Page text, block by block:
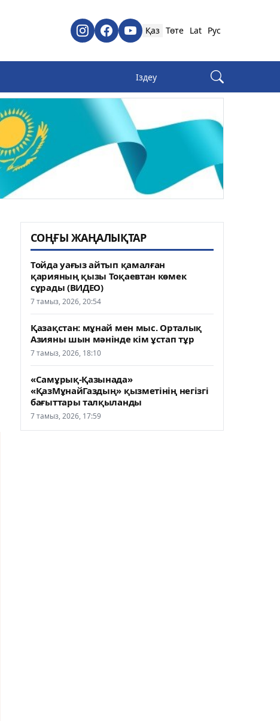
Қаз Төте Lat Рус
СОҢҒЫ ЖАҢАЛЫҚТАР
Тойда уағыз айтып қамалған
қарияның қызы Тоқаевтан көмек
сұрады (ВИДЕО)
7 тамыз, 2026, 20:54
Қазақстан: мұнай мен мыс. Орталық
Азияны шын мәнінде кім ұстап тұр
7 тамыз, 2026, 18:10
«Самұрық-Қазынада»
«ҚазМұнайГаздың» қызметінің негізгі
бағыттары талқыланды
7 тамыз, 2026, 17:59